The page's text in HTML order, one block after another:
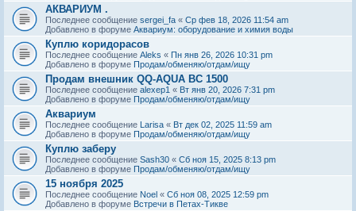
АКВАРИУМ .
Последнее сообщение sergei_fa « Ср фев 18, 2026 11:54 am
Добавлено в форуме Аквариум: оборудование и химия воды
Куплю коридорасов
Последнее сообщение Aleks « Пн янв 26, 2026 10:31 pm
Добавлено в форуме Продам/обменяю/отдам/ищу
Продам внешник QQ-AQUA BC 1500
Последнее сообщение alexep1 « Вт янв 20, 2026 7:31 pm
Добавлено в форуме Продам/обменяю/отдам/ищу
Аквариум
Последнее сообщение Larisa « Вт дек 02, 2025 11:59 am
Добавлено в форуме Продам/обменяю/отдам/ищу
Куплю заберу
Последнее сообщение Sash30 « Сб ноя 15, 2025 8:13 pm
Добавлено в форуме Продам/обменяю/отдам/ищу
15 ноября 2025
Последнее сообщение Noel « Сб ноя 08, 2025 12:59 pm
Добавлено в форуме Встречи в Петах-Тикве